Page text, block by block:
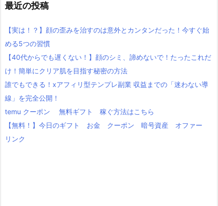
最近の投稿
【実は！？】顔の歪みを治すのは意外とカンタンだった！今すぐ始
める5つの習慣
【40代からでも遅くない！】顔のシミ、諦めないで！たったこれだ
け！簡単にクリア肌を目指す秘密の方法
誰でもできる！xアフィリ型テンプレ副業 収益までの「迷わない導
線」を完全公開！
temu クーポン 無料ギフト 稼ぐ方法はこちら
【無料！】今日のギフト お金 クーポン 暗号資産 オファー
リンク